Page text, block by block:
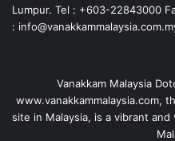
Lumpur. Tel : +603-22843000
:
Vanakkam Malaysia
www.vanakkammalaysia.com,
site in Malaysia, is a vibrant